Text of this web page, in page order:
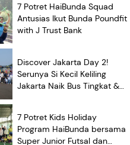
7 Potret HaiBunda Squad
Antusias Ikut Bunda Poundfit
with J Trust Bank
Discover Jakarta Day 2!
Serunya Si Kecil Keliling
Jakarta Naik Bus Tingkat &
7 Potret Kids Holiday
Program HaiBunda bersama
Super Junior Futsal dan